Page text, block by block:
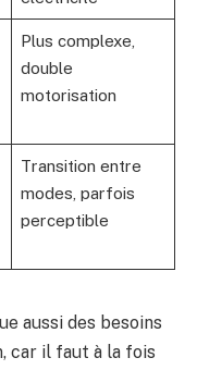
Plus complexe,
double
motorisation
Transition entre
modes, parfois
perceptible
aussi des besoins
car il faut à la fois